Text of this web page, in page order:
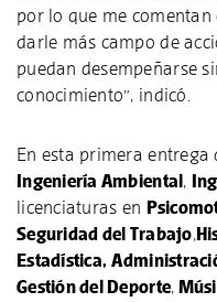
por lo que me comentan
darle más campo de
puedan desempeñarse
conocimiento”, indicó.
En esta primera
Ingeniería Ambiental,
licenciaturas en
Seguridad del Trabajo,
Estadística,
Gestión del Deporte,